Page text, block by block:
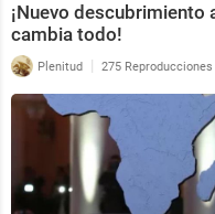
¡Nuevo descubrimiento
cambia todo!
Plenitud | 275 Reproducciones